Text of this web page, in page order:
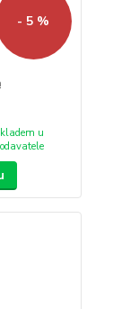
- 5 %
u